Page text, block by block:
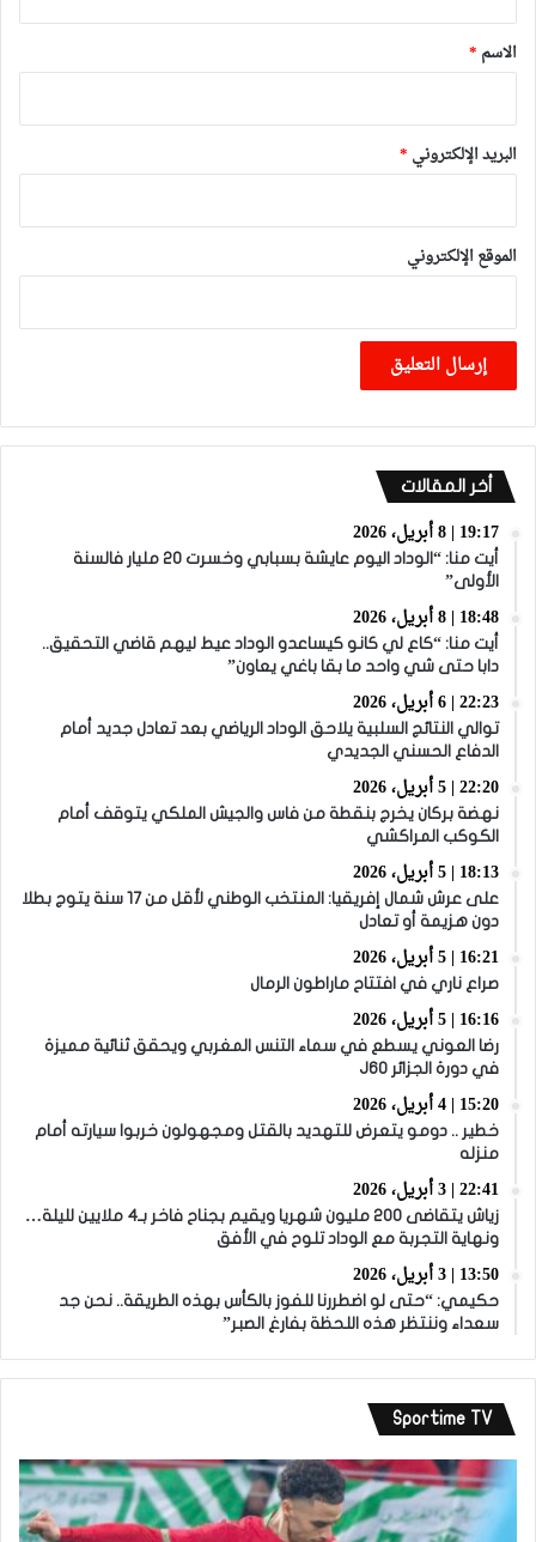
*
الاسم *
البريد الإلكتروني *
الموقع الإلكتروني
أخر المقالات
19:17 | 8 أبريل، 2026
أيت منا: “الوداد اليوم عايشة بسبابي وخسرت 20 مليار فالسنة
الأولى”
18:48 | 8 أبريل، 2026
أيت منا: “كاع لي كانو كيساعدو الوداد عيط ليهم قاضي التحقيق..
دابا حتى شي واحد ما بقا باغي يعاون”
22:23 | 6 أبريل، 2026
توالي النتائج السلبية يلاحق الوداد الرياضي بعد تعادل جديد أمام
الدفاع الحسني الجديدي
22:20 | 5 أبريل، 2026
نهضة بركان يخرج بنقطة من فاس والجيش الملكي يتوقف أمام
الكوكب المراكشي
18:13 | 5 أبريل، 2026
على عرش شمال إفريقيا: المنتخب الوطني لأقل من 17 سنة يتوج بطلا
دون هزيمة أو تعادل
16:21 | 5 أبريل، 2026
صراع ناري في افتتاح ماراطون الرمال
16:16 | 5 أبريل، 2026
رضا العوني يسطع في سماء التنس المغربي ويحقق ثنائية مميزة
في دورة الجزائر J60
15:20 | 4 أبريل، 2026
خطير .. دومو يتعرض للتهديد بالقتل ومجهولون خربوا سيارته أمام
منزله
22:41 | 3 أبريل، 2026
زياش يتقاضى 200 مليون شهريا ويقيم بجناح فاخر بـ4 ملايين لليلة…
ونهاية التجربة مع الوداد تلوح في الأفق
13:50 | 3 أبريل، 2026
حكيمي: “حتى لو اضطررنا للفوز بالكأس بهذه الطريقة.. نحن جد
سعداء وننتظر هذه اللحظة بفارغ الصبر”
Sportime TV